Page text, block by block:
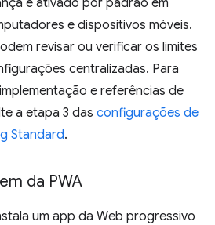
é ativado por padrão em
e dispositivos móveis.
revisar ou verificar os limites
centralizadas. Para
e referências de
a etapa 3 das configurações de
Standard.
da PWA
um app da Web progressivo